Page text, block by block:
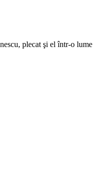
plecat şi el într-o lume